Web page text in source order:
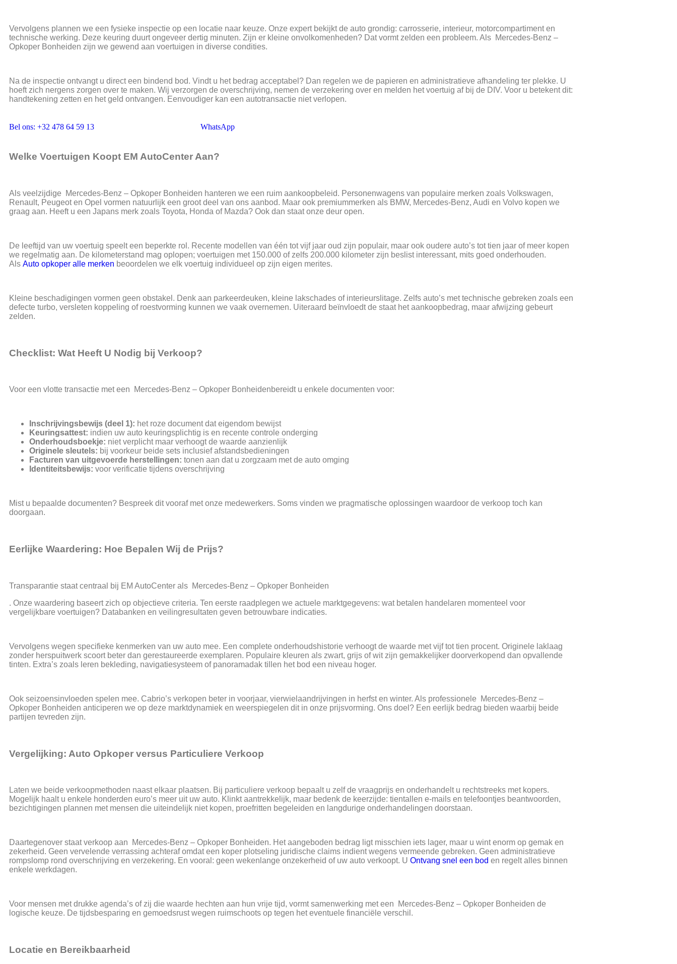
Vervolgens plannen we een fysieke inspectie op een locatie naar keuze. Onze expert bekijkt de auto grondig: carrosserie, interieur, motorcompartiment en
technische werking. Deze keuring duurt ongeveer dertig minuten. Zijn er kleine onvolkomenheden? Dat vormt zelden een probleem. Als Mercedes-Benz –
Opkoper Bonheiden zijn we gewend aan voertuigen in diverse condities.
Na de inspectie ontvangt u direct een bindend bod. Vindt u het bedrag acceptabel? Dan regelen we de papieren en administratieve afhandeling ter plekke. U
hoeft zich nergens zorgen over te maken. Wij verzorgen de overschrijving, nemen de verzekering over en melden het voertuig af bij de DIV. Voor u betekent dit:
handtekening zetten en het geld ontvangen. Eenvoudiger kan een autotransactie niet verlopen.
Bel ons: +32 478 64 59 13 WhatsApp
Welke Voertuigen Koopt EM AutoCenter Aan?
Als veelzijdige Mercedes-Benz – Opkoper Bonheiden hanteren we een ruim aankoopbeleid. Personenwagens van populaire merken zoals Volkswagen,
Renault, Peugeot en Opel vormen natuurlijk een groot deel van ons aanbod. Maar ook premiummerken als BMW, Mercedes-Benz, Audi en Volvo kopen we
graag aan. Heeft u een Japans merk zoals Toyota, Honda of Mazda? Ook dan staat onze deur open.
De leeftijd van uw voertuig speelt een beperkte rol. Recente modellen van één tot vijf jaar oud zijn populair, maar ook oudere auto’s tot tien jaar of meer kopen
we regelmatig aan. De kilometerstand mag oplopen; voertuigen met 150.000 of zelfs 200.000 kilometer zijn beslist interessant, mits goed onderhouden.
Als Auto opkoper alle merken beoordelen we elk voertuig individueel op zijn eigen merites.
Kleine beschadigingen vormen geen obstakel. Denk aan parkeerdeuken, kleine lakschades of interieurslitage. Zelfs auto’s met technische gebreken zoals een
defecte turbo, versleten koppeling of roestvorming kunnen we vaak overnemen. Uiteraard beïnvloedt de staat het aankoopbedrag, maar afwijzing gebeurt
zelden.
Checklist: Wat Heeft U Nodig bij Verkoop?
Voor een vlotte transactie met een Mercedes-Benz – Opkoper Bonheidenbereidt u enkele documenten voor:
Inschrijvingsbewijs (deel 1): het roze document dat eigendom bewijst
Keuringsattest: indien uw auto keuringsplichtig is en recente controle onderging
Onderhoudsboekje: niet verplicht maar verhoogt de waarde aanzienlijk
Originele sleutels: bij voorkeur beide sets inclusief afstandsbedieningen
Facturen van uitgevoerde herstellingen: tonen aan dat u zorgzaam met de auto omging
Identiteitsbewijs: voor verificatie tijdens overschrijving
Mist u bepaalde documenten? Bespreek dit vooraf met onze medewerkers. Soms vinden we pragmatische oplossingen waardoor de verkoop toch kan
doorgaan.
Eerlijke Waardering: Hoe Bepalen Wij de Prijs?
Transparantie staat centraal bij EM AutoCenter als Mercedes-Benz – Opkoper Bonheiden
. Onze waardering baseert zich op objectieve criteria. Ten eerste raadplegen we actuele marktgegevens: wat betalen handelaren momenteel voor
vergelijkbare voertuigen? Databanken en veilingresultaten geven betrouwbare indicaties.
Vervolgens wegen specifieke kenmerken van uw auto mee. Een complete onderhoudshistorie verhoogt de waarde met vijf tot tien procent. Originele laklaag
zonder herspuitwerk scoort beter dan gerestaureerde exemplaren. Populaire kleuren als zwart, grijs of wit zijn gemakkelijker doorverkopend dan opvallende
tinten. Extra’s zoals leren bekleding, navigatiesysteem of panoramadak tillen het bod een niveau hoger.
Ook seizoensinvloeden spelen mee. Cabrio’s verkopen beter in voorjaar, vierwielaandrijvingen in herfst en winter. Als professionele Mercedes-Benz –
Opkoper Bonheiden anticiperen we op deze marktdynamiek en weerspiegelen dit in onze prijsvorming. Ons doel? Een eerlijk bedrag bieden waarbij beide
partijen tevreden zijn.
Vergelijking: Auto Opkoper versus Particuliere Verkoop
Laten we beide verkoopmethoden naast elkaar plaatsen. Bij particuliere verkoop bepaalt u zelf de vraagprijs en onderhandelt u rechtstreeks met kopers.
Mogelijk haalt u enkele honderden euro’s meer uit uw auto. Klinkt aantrekkelijk, maar bedenk de keerzijde: tientallen e-mails en telefoontjes beantwoorden,
bezichtigingen plannen met mensen die uiteindelijk niet kopen, proefritten begeleiden en langdurige onderhandelingen doorstaan.
Daartegenover staat verkoop aan Mercedes-Benz – Opkoper Bonheiden. Het aangeboden bedrag ligt misschien iets lager, maar u wint enorm op gemak en
zekerheid. Geen vervelende verrassing achteraf omdat een koper plotseling juridische claims indient wegens vermeende gebreken. Geen administratieve
rompslomp rond overschrijving en verzekering. En vooral: geen wekenlange onzekerheid of uw auto verkoopt. U Ontvang snel een bod en regelt alles binnen
enkele werkdagen.
Voor mensen met drukke agenda’s of zij die waarde hechten aan hun vrije tijd, vormt samenwerking met een Mercedes-Benz – Opkoper Bonheiden de
logische keuze. De tijdsbesparing en gemoedsrust wegen ruimschoots op tegen het eventuele financiële verschil.
Locatie en Bereikbaarheid